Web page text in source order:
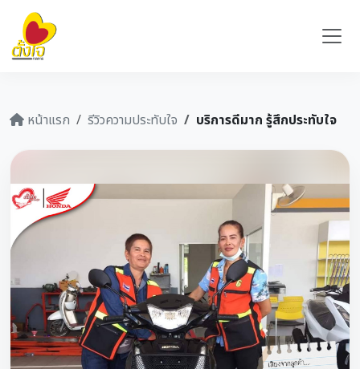
หน้าแรก รีวิวความประทับใจ บริการดีมาก รู้สึกประทับใจ